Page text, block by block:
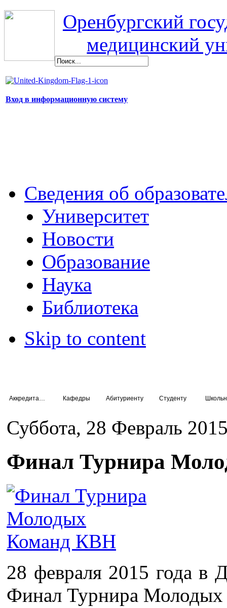
Оренбургский
медицинский
Вход в информационную систему
Сведения об
Университет
Новости
Образование
Наука
Библиотека
Skip to content
Кафедры Абитуриенту Студенту
Суббота, 28 Февраль
Финал Турнира
28 февраля 2015 года в
Финал Турнира